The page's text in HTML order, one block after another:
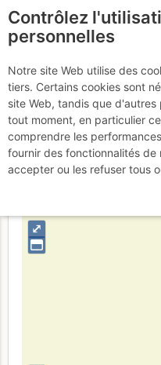
Aiguille
Mani Puliti
France Haute-Savoie
⤢
Contrôlez
personnelles
Notre site Web utilise des
tiers. Certains cookies sont
site Web, tandis que
tout moment, en particulier
comprendre les
fournir des fonctionnalités de
accepter ou les refuser tous